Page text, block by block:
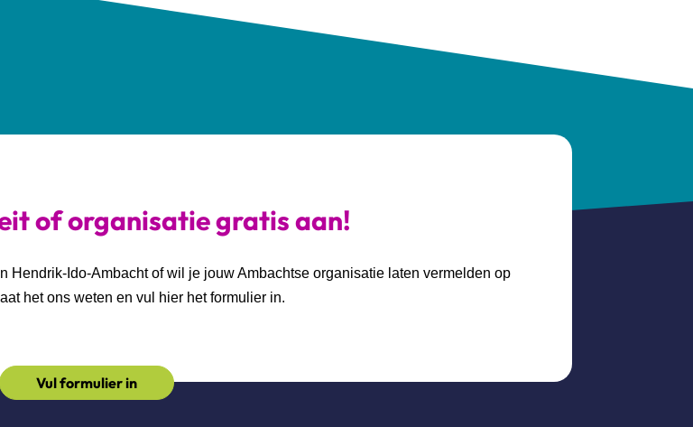
of organisatie gratis aan!
Hendrik-Ido-Ambacht of wil je jouw Ambachtse organisatie laten vermelden op
het ons weten en vul hier het formulier in.
Vul formulier in